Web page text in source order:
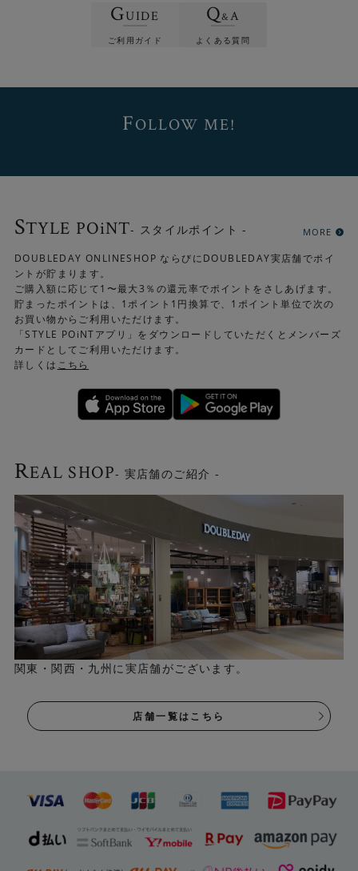
機能的で使いやすい
す。お掃除ロボットにも対応しています。ホットカーペッ
もしいラグです。
でお使いの際は滑り止めマットなどを使用されると安心で
GUIDE
ご利用ガイド
Q&A
よくある質問
FOLLOW ME!
STYLE POiNT- スタイルポイント - MORE
DOUBLEDAY ONLINESHOP ならびにDOUBLEDAY実店舗でポイ
ントが貯まります。
ご購入額に応じて1〜最大3％の還元率でポイントをさしあげます。
貯まったポイントは、1ポイント1円換算で、1ポイント単位で次の
お買い物からご利用いただけます。
「STYLE POiNTアプリ」をダウンロードしていただくとメンバーズ
カードとしてご利用いただけます。
詳しくは こちら
REAL SHOP- 実店舗のご紹介 -
関東・関西・九州に実店舗がございます。
店舗一覧はこちら